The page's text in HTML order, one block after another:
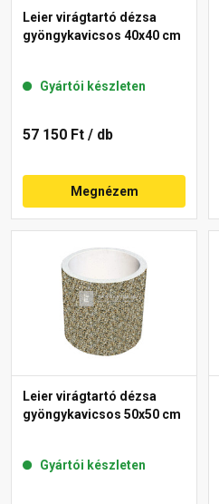
Leier virágtartó dézsa
gyöngykavicsos 40x40 cm
Gyártói készleten
57 150 Ft / db
Megnézem
Leier virágtartó dézsa
gyöngykavicsos 50x50 cm
Gyártói készleten